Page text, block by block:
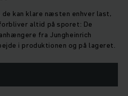
kan klare næsten enhver last,
altid på sporet: De
fra Jungheinrich
i produktionen og på lageret.